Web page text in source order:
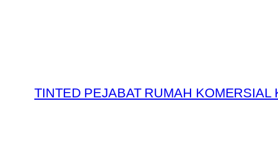
TINTED PEJABAT RUMAH KOMERSIAL